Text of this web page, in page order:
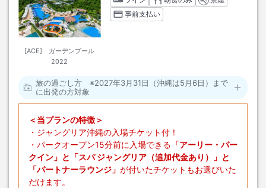
[ACE] ガーデンプール
2022
事前支払い
旅の過ごし方 ※2027年3月31日（沖縄は5月6日）まで
に出発の方対象
＜当プランの特徴＞
・ジャングリア沖縄の入場チケット付！
・パークオープン15分前に入場できる 「アーリー・パー
クイン」と「スパ ジャングリア（追加代金あり）」と
「パートナーラウンジ」 が付いたチケットもお選びいた
だけます。